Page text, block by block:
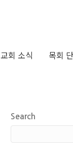
교회 소식 목회
Search